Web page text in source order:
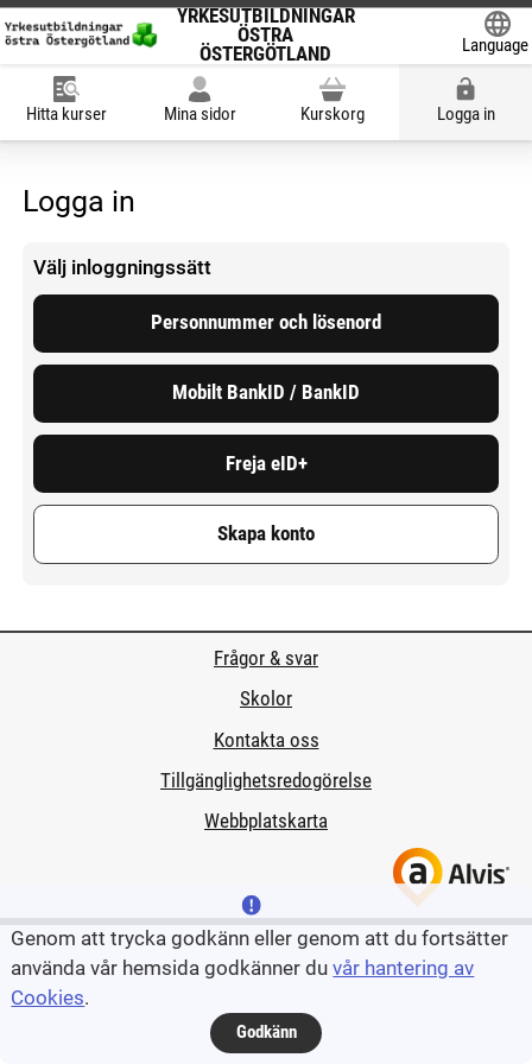
YRKESUTBILDNINGAR
ÖSTRA
ÖSTERGÖTLAND
Language
Hitta kurser Mina sidor Kurskorg Logga in
Logga in
Välj inloggningssätt
Personnummer och lösenord
Mobilt BankID / BankID
Freja eID+
Skapa konto
Frågor & svar
Skolor
Kontakta oss
Tillgänglighetsredogörelse
Webbplatskarta
Genom att trycka godkänn eller genom att du fortsätter
använda vår hemsida godkänner duvår hantering av
Cookies.
Godkänn